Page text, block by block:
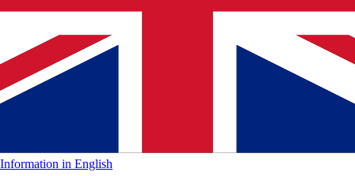
Information in English